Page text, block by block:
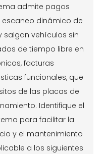
admite pagos
escaneo dinámico de
salgan vehículos sin
de tiempo libre en
facturas
funcionales, que
de las placas de
Identifique el
para facilitar la
y el mantenimiento
a los siguientes